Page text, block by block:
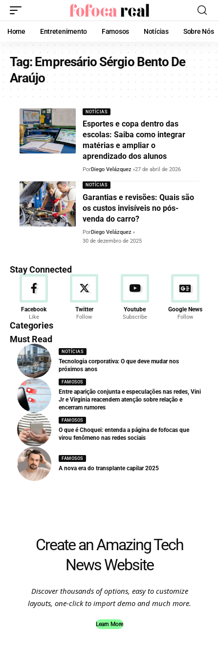
Home Entretenimento Famosos Notícias Sobre Nós
Tag:Empresário Sérgio Bento De
Araújo
NOTÍCIAS
Esportes e copa dentro das
escolas: Saiba como integrar
matérias e ampliar o
aprendizado dos alunos
PorDiego Velázquez 27 de abril de 2026
NOTÍCIAS
Garantias e revisões: Quais são
os custos invisíveis no pós-
venda do carro?
PorDiego Velázquez
30 de dezembro de 2025
Stay Connected
Facebook
Like
Twitter
Follow
Youtube
Subscribe
Google News
Follow
Categories
Must Read
NOTÍCIAS
Tecnologia corporativa: O que deve mudar nos
próximos anos
FAMOSOS
Entre aparição conjunta e especulações nas redes, Vini
Jr e Virginia reacendem atenção sobre relação e
encerram rumores
FAMOSOS
O que é Choquei: entenda a página de fofocas que
virou fenômeno nas redes sociais
FAMOSOS
A nova era do transplante capilar 2025
Create an Amazing Tech
News Website
Discover thousands of options, easy to customize
layouts, one-click to import demo and much more.
Learn More